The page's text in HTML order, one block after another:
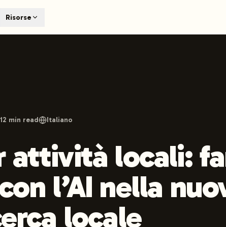
engines like ChatGPT, Claude, and Perplexity.
hours.
Risorse
12 min read Italiano
attività locali:
l’AI nella
locale